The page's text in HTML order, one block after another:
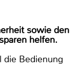
sowie den
helfen.
die Bedienung